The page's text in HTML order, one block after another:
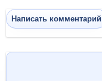
Написать комментарий